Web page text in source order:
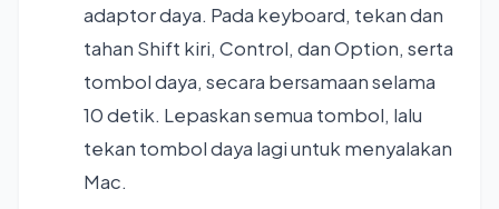
adaptor daya. Pada keyboard, tekan dan
tahan Shift kiri, Control, dan Option, serta
tombol daya, secara bersamaan selama
10 detik. Lepaskan semua tombol, lalu
tekan tombol daya lagi untuk menyalakan
Mac.